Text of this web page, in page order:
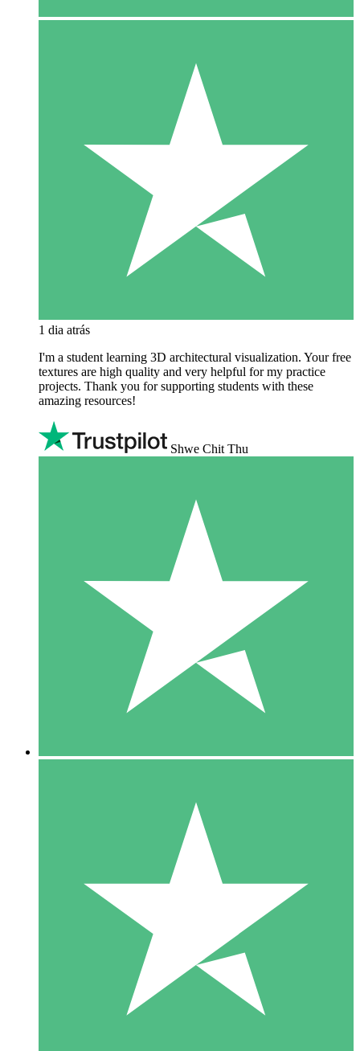
1 dia atrás
I'm a student learning 3D architectural visualization. Your free
textures are high quality and very helpful for my practice
projects. Thank you for supporting students with these
amazing resources!
Shwe Chit Thu